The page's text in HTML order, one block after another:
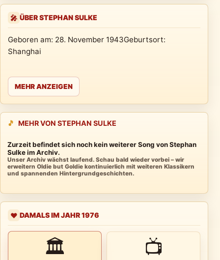
🎤 ÜBER STEPHAN SULKE
Geboren am: 28. November 1943Geburtsort:
Shanghai
MEHR ANZEIGEN
🎵 MEHR VON STEPHAN SULKE
Zurzeit befindet sich noch kein weiterer Song von Stephan
Sulke im Archiv.
Unser Archiv wächst laufend. Schau bald wieder vorbei – wir
erweitern Oldie but Goldie kontinuierlich mit weiteren Klassikern
und spannenden Hintergrundgeschichten.
❤️ DAMALS IM JAHR 1976
🏛 📺